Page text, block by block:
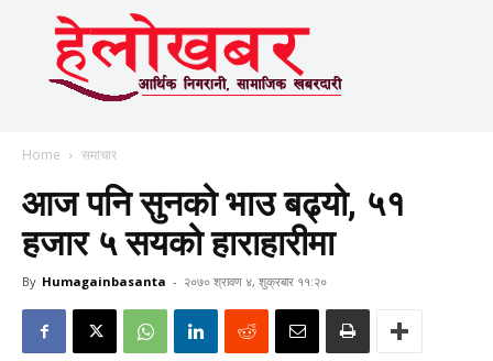
Home समाचार
आज पनि सुनको भाउ बढ्यो, ५१
हजार ५ सयको हाराहारीमा
By Humagainbasanta - २०७० श्रावण ४, शुक्रबार ११:२०